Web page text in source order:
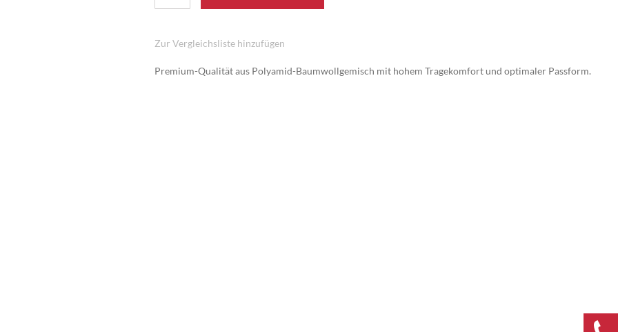
Zur Vergleichsliste hinzufügen
Premium-Qualität aus Polyamid-Baumwollgemisch mit hohem Tragekomfort und optimaler Passform.